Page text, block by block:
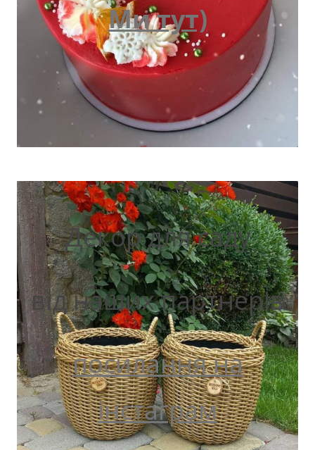
Ми тут)
Декор для саду
від наших партнерів
посилання на
інстаграм